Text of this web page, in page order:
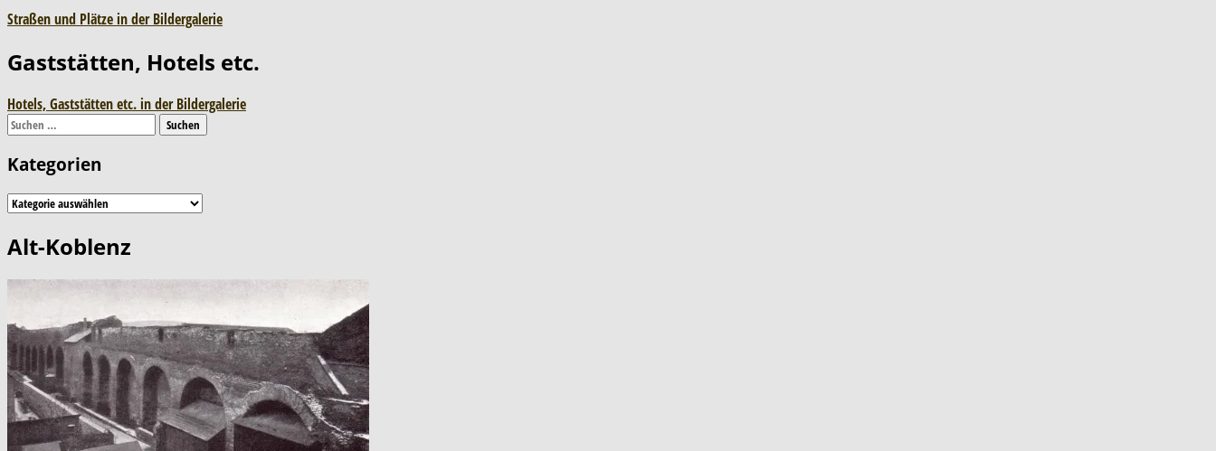
Straßen und Plätze in der Bildergalerie
Gaststätten, Hotels etc.
Hotels, Gaststätten etc. in der Bildergalerie
Suchen
Kategorien
Kategorien
Alt-Koblenz